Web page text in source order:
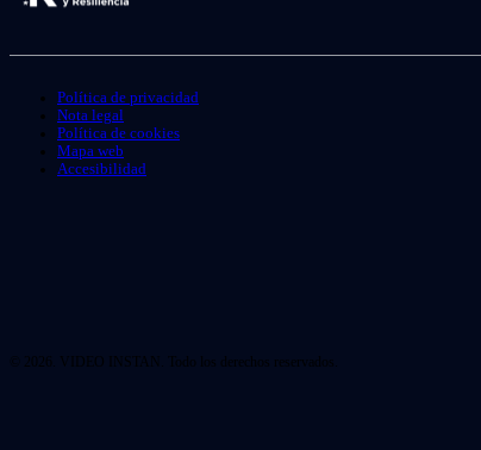
Política de privacidad
Nota legal
Política de cookies
Mapa web
Accesibilidad
© 2026. VIDEO INSTAN. Todo los derechos reservados.